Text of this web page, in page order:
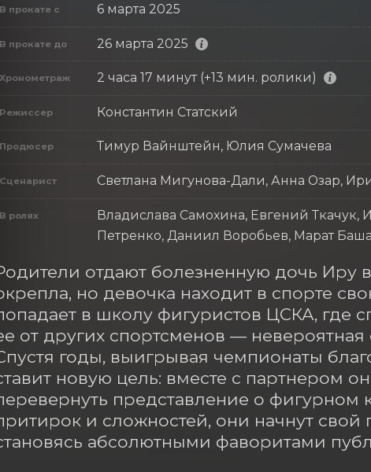
В прокате с 6 марта 2025
В прокате до 26 марта 2025
Хронометраж 2 часа 17 минут (+13 мин. ролики)
Режиссер Константин Статский
Продюсер Тимур Вайнштейн, Юлия Сумачева
Сценарист Светлана Мигунова-Дали, Анна Озар,
В ролях
Владислава Самохина, Евгений
Петренко, Даниил Воробьев, Марат
отдают болезненную дочь Иру
но девочка находит в спорте
в школу фигуристов ЦСКА, где
от других спортсменов —
годы, выигрывая чемпионаты
новую цель: вместе с партнером
представление о фигурном
и сложностей, они начнут свой
абсолютными фаворитами